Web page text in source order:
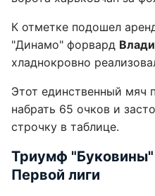
К отметке подошел
"Динамо" форвард
хладнокровно
Этот единственный мяч
набрать 65 очков и
строчку в таблице.
Триумф "Буковины"
Первой лиги